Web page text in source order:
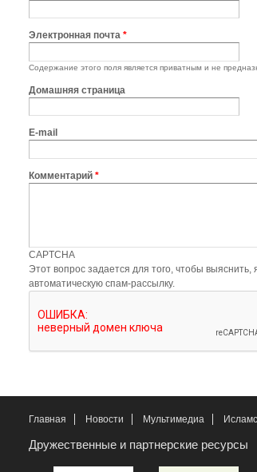
Электронная почта *
Содержание этого поля является приватным и не
Домашняя страница
E-mail
Комментарий *
CAPTCHA
Этот вопрос задается для того, чтобы выяснить, являетесь ли Вы человеком
автоматическую спам-рассылку.
Главная Новости Мультимедиа
Дружественные и партнерские ресурсы